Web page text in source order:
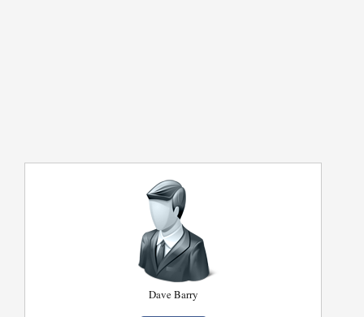
Dave Barry